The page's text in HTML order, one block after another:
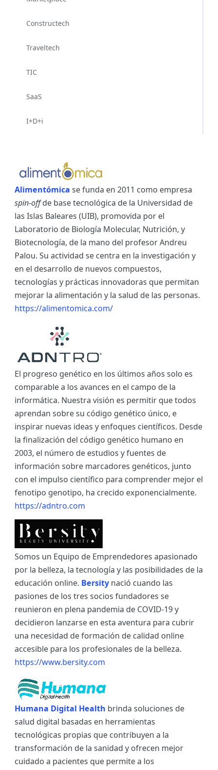
Constructech
Traveltech
TIC
SaaS
I+D+i
Alimentómica se funda en 2011 como empresa
spin-offde base tecnológica de la Universidad de
las Islas Baleares (UIB), promovida por el
Laboratorio de Biología Molecular, Nutrición, y
Biotecnología, de la mano del profesor Andreu
Palou. Su actividad se centra en la investigación y
en el desarrollo de nuevos compuestos,
tecnologías y prácticas innovadoras que permitan
mejorar la alimentación y la salud de las personas.
https://alimentomica.com/
El progreso genético en los últimos años solo es
comparable a los avances en el campo de la
informática. Nuestra visión es permitir que todos
aprendan sobre su código genético único, e
inspirar nuevas ideas y enfoques científicos. Desde
la finalización del código genético humano en
2003, el número de estudios y fuentes de
información sobre marcadores genéticos, junto
con el impulso científico para comprender mejor el
fenotipo genotipo, ha crecido exponencialmente.
https://adntro.com
Somos un Equipo de Emprendedores apasionado
por la belleza, la tecnología y las posibilidades de la
educación online. Bersity nació cuando las
pasiones de los tres socios fundadores se
reunieron en plena pandemia de COVID-19 y
decidieron lanzarse en esta aventura para cubrir
una necesidad de formación de calidad online
accesible para los profesionales de la belleza.
https://www.bersity.com
Humana Digital Health brinda soluciones de
salud digital basadas en herramientas
tecnológicas propias que contribuyen a la
transformación de la sanidad y ofrecen mejor
cuidado a pacientes que permite a los